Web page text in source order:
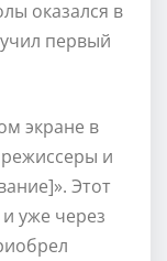
оказался в
первый
экране в
режиссеры и
Этот
уже через